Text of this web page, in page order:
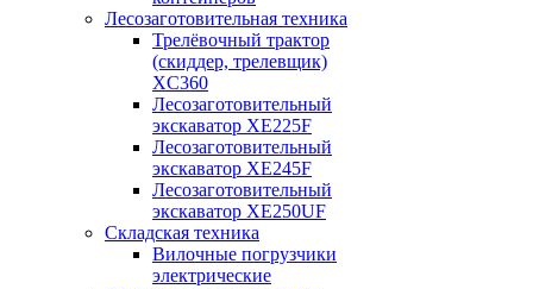
Лесозаготовительная техника
Трелёвочный трактор
(скиддер, трелевщик)
XC360
Лесозаготовительный
экскаватор XE225F
Лесозаготовительный
экскаватор XE245F
Лесозаготовительный
экскаватор XE250UF
Складская техника
Вилочные погрузчики
электрические